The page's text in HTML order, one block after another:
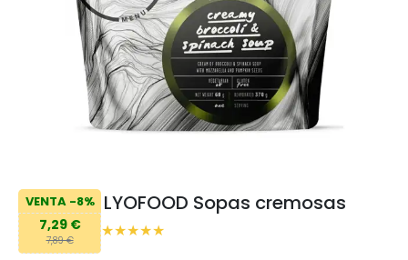
VENTA -8%
7,29 €
7,89 €
LYOFOOD Sopas cremosas